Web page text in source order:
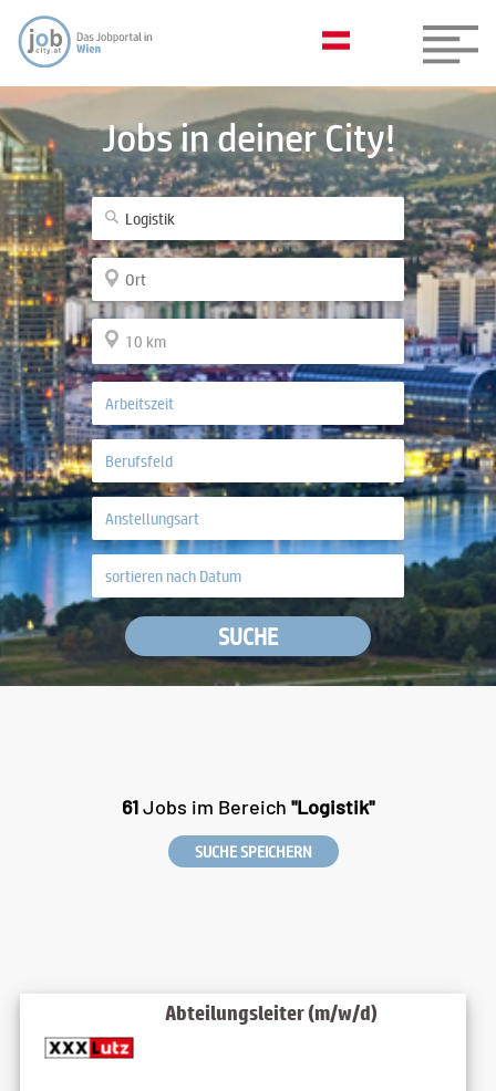
Jobs in deiner City!
SUCHE
61Jobs im Bereich "Logistik"
SUCHE SPEICHERN
Abteilungsleiter (m/w/d)